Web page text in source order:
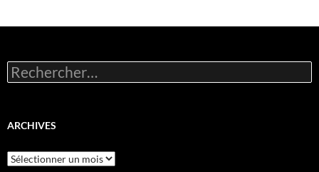
Rechercher :
ARCHIVES
Archives